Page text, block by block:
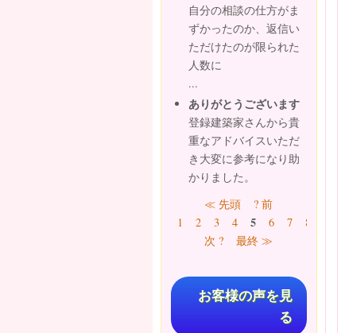
自分の相談の仕方がま
ずかったのか、返信い
ただけたのが限られた
人数に
...
ありがとうございます
登録建築家さんから貴
重なアドバイスいただ
き大変に参考になり助
かりました。
ページ≪ 先頭
? 前
1
2 3 4 5 6 7 8
次 ?
最終 ≫
お客様の声を見
る